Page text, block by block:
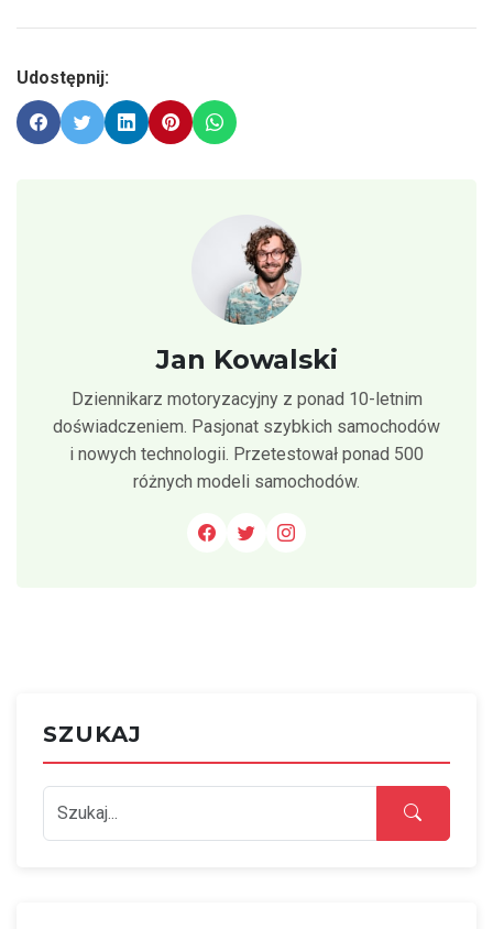
Udostępnij:
Jan Kowalski
Dziennikarz motoryzacyjny z ponad 10-letnim
doświadczeniem. Pasjonat szybkich samochodów
i nowych technologii. Przetestował ponad 500
różnych modeli samochodów.
SZUKAJ